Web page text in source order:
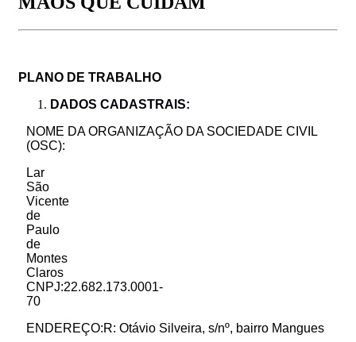
PLANO DE TRABALHO
DADOS CADASTRAIS:
NOME DA ORGANIZAÇÃO DA SOCIEDADE CIVIL
(OSC):
Lar
São
Vicente
de
Paulo
de
Montes
Claros
CNPJ:22.682.173.0001-
70
ENDEREÇO:R: Otávio Silveira, s/nº, bairro Mangues